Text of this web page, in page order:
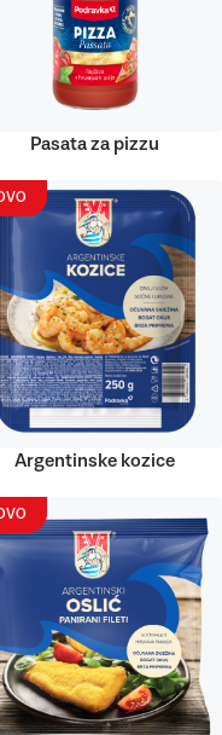
Pasata za pizzu
Argentinske kozice